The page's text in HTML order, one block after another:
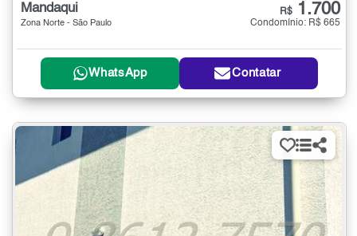
Mandaqui
Zona Norte - São Paulo
R$ 1.700
Condomínio: R$ 665
WhatsApp Contatar